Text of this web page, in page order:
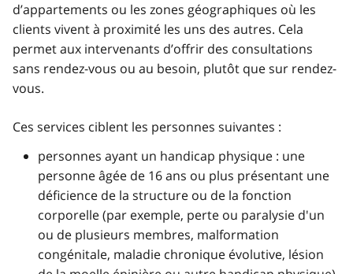
d’appartements ou les zones géographiques où les
clients vivent à proximité les uns des autres. Cela
permet aux intervenants d’offrir des consultations
sans rendez-vous ou au besoin, plutôt que sur rendez-
vous.
Ces services ciblent les personnes suivantes :
personnes ayant un handicap physique : une
personne âgée de 16 ans ou plus présentant une
déficience de la structure ou de la fonction
corporelle (par exemple, perte ou paralysie d'un
ou de plusieurs membres, malformation
congénitale, maladie chronique évolutive, lésion